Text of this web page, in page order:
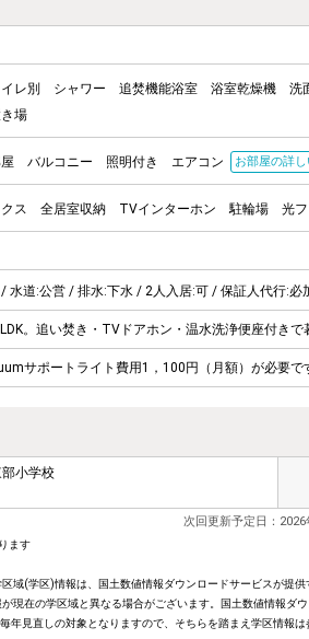
レ別 シャワー 追焚機能浴室 浴室乾燥機 洗
場
バルコニー 照明付き エアコン お部屋の詳
ス 全居室収納 TVインターホン 駐輪場 光
水道:公営 / 排水:下水 / 2人入居:可 / 保証人代行:必
。追い焚き・TVドアホン・温水洗浄便座付きで
サポートライト費用1，100円（月額）が必要で
小学校
次回更新予定日：2026
ます
域(学区)情報は、国土数値情報ダウンロードサービスが提
現在の学区域と異なる場合がございます。国土数値情報ダ
年見直しの対象となりますので、そちらを踏まえ学区情報は